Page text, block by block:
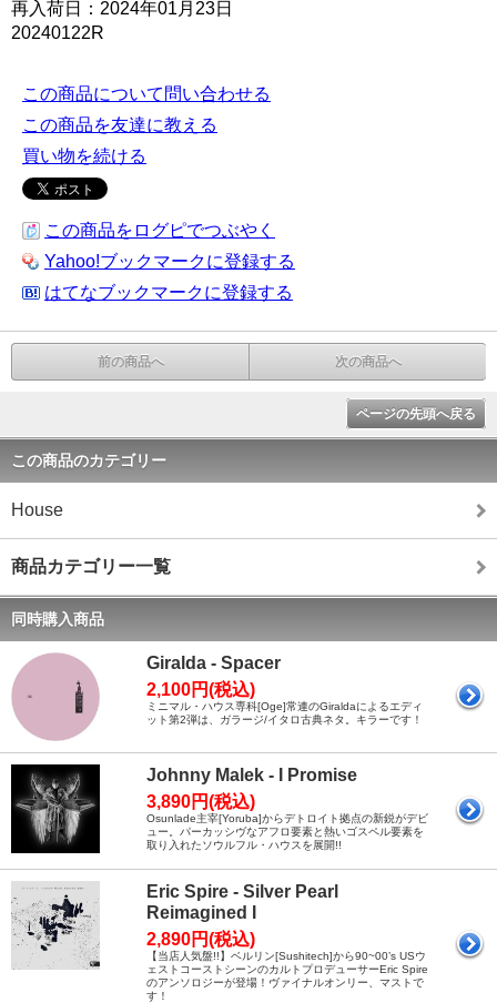
再入荷日：2024年01月23日
20240122R
この商品について問い合わせる
この商品を友達に教える
買い物を続ける
この商品をログピでつぶやく
Yahoo!ブックマークに登録する
はてなブックマークに登録する
前の商品へ 次の商品へ
ページの先頭へ戻る
この商品のカテゴリー
House
商品カテゴリー一覧
同時購入商品
Giralda - Spacer
2,100円(税込)
ミニマル・ハウス専科[Oge]常連のGiraldaによるエディ
ット第2弾は、ガラージ/イタロ古典ネタ。キラーです！
Johnny Malek - I Promise
3,890円(税込)
Osunlade主宰[Yoruba]からデトロイト拠点の新鋭がデビ
ュー。パーカッシヴなアフロ要素と熱いゴスペル要素を
取り入れたソウルフル・ハウスを展開!!
Eric Spire - Silver Pearl
Reimagined I
2,890円(税込)
【当店人気盤!!】ベルリン[Sushitech]から90~00’s USウ
ェストコーストシーンのカルトプロデューサーEric Spire
のアンソロジーが登場！ヴァイナルオンリー、マストで
す！